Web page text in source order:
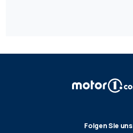
Folgen Sie uns